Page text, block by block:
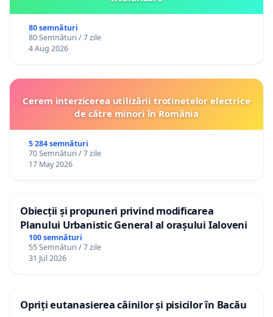
80 semnături
80 Semnături / 7 zile
4 Aug 2026
Cerem interzicerea utilizării trotinetelor electrice
de către minori în România
5 284 semnături
70 Semnături / 7 zile
17 May 2026
Obiecții și propuneri privind modificarea
Planului Urbanistic General al orașului Ialoveni
100 semnături
55 Semnături / 7 zile
31 Jul 2026
Opriți eutanasierea câinilor și pisicilor în Bacău